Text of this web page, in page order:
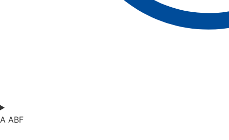
A ABF